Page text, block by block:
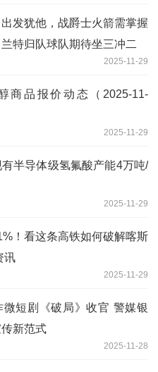
发犹他，战爵士火箭需掌握
特归队球队期待坐三冲二
2025-11-29
商品报价动态（2025-11-
2025-11-29
半导体级氢氟酸产能4万吨/
2025-11-29
！看这条高铁如何破解喀斯
讯
2025-11-29
微短剧《破局》收官 警媒银
新范式
2025-11-28